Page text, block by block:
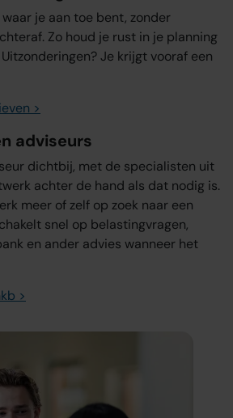
je aan toe bent, zonder
Zo houd je rust in je planning
Je krijgt vooraf een
>
adviseurs
dichtbij, met de specialisten uit
achter de hand als dat nodig is.
meer of zelf op zoek naar een
snel op belastingvragen,
en ander advies wanneer het
>